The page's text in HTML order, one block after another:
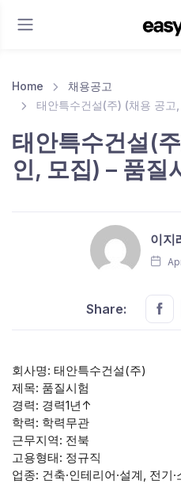
Home
채용공고
태안특수건설(주) (채용 공고
태안특수건설(
인, 모집) – 품질
이지
Share:
회사명: 태안특수건설(주)
제목: 품질시험
경력: 경력1년↑
학력: 학력무관
근무지역: 전북
고용형태: 정규직
업종: 건축·인테리어·설계, 전기·